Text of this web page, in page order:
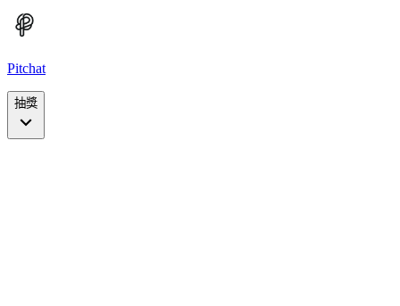
Pitchat
抽獎